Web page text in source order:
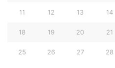
11 12 13 14
18 19 20 21
25 26 27 28